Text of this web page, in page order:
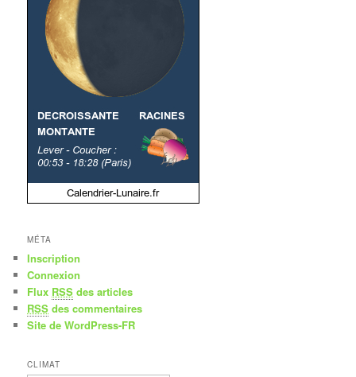
MÉTA
Inscription
Connexion
Flux RSS des articles
RSS des commentaires
Site de WordPress-FR
CLIMAT